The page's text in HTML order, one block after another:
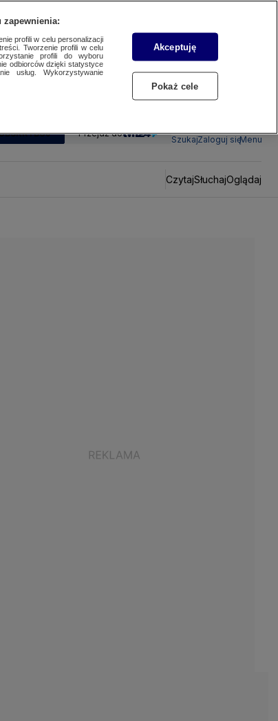
Przejdź do
SzukajZaloguj sięMenu
CzytajSłuchajOglądaj
zapewnienia:
profili w celu personalizacji
Tworzenie profili w celu
profili do wyboru
odbiorców dzięki statystyce
usług. Wykorzystywanie
Akceptuję
Pokaż cele